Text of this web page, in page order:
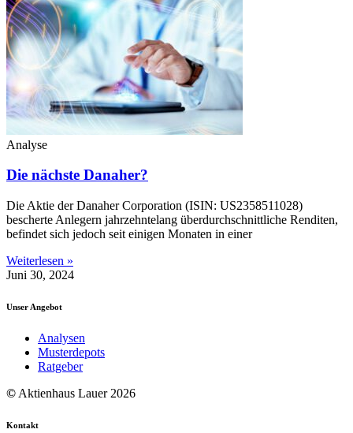
Analyse
Die nächste Danaher?
Die Aktie der Danaher Corporation (ISIN: US2358511028)
bescherte Anlegern jahrzehntelang überdurchschnittliche Renditen,
befindet sich jedoch seit einigen Monaten in einer
Weiterlesen »
Juni 30, 2024
Unser Angebot
Analysen
Musterdepots
Ratgeber
© Aktienhaus Lauer 2026
Kontakt